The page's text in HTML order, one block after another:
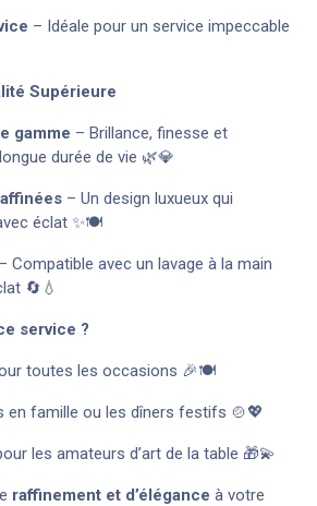
– Idéale pour un service impeccable
Supérieure
gamme – Brillance, finesse et
durée de vie 🌿💎
– Un design luxueux qui
éclat ✨🍽
– Compatible avec un lavage à la main
🔄💧
service ?
toutes les occasions 🎉🍽
en famille ou les dîners festifs 🍲💖
les amateurs d’art de la table 🎁💫
raffinement et d’élégance à votre